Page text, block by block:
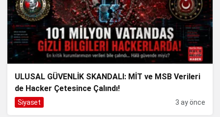
ULUSAL GÜVENLİK SKANDALI: MİT ve MSB Verileri
de Hacker Çetesince Çalındı!
Siyaset 3 ay önce